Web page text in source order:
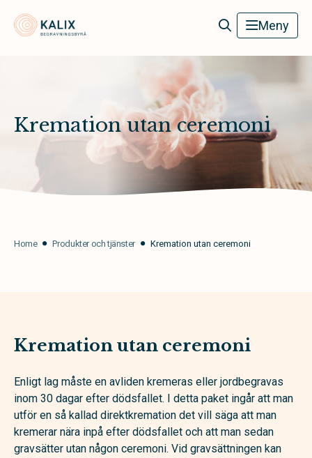
Meny
Kremation utan ceremoni
Home Produkter och tjänster Kremation utan ceremoni
Kremation utan ceremoni
Enligt lag måste en avliden kremeras eller jordbegravas
inom 30 dagar efter dödsfallet. I detta paket ingår att man
utför en så kallad direktkremation det vill säga att man
kremerar nära inpå efter dödsfallet och att man sedan
gravsätter utan någon ceremoni. Vid gravsättningen kan